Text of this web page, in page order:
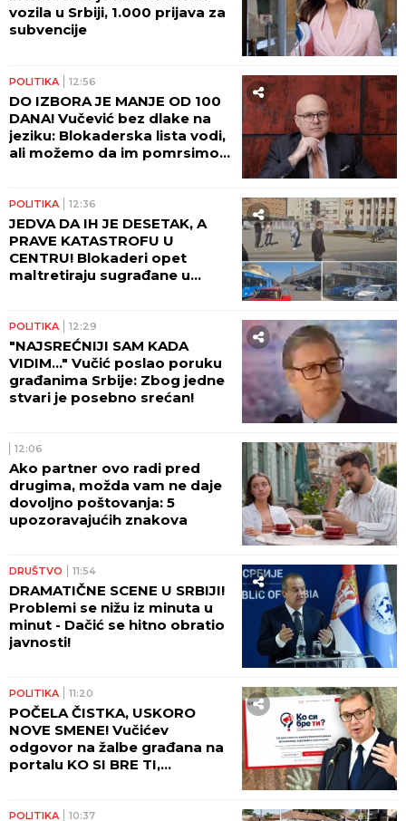
vozila u Srbiji, 1.000 prijava za
subvencije
POLITIKA 12:56
DO IZBORA JE MANJE OD 100
DANA! Vučević bez dlake na
jeziku: Blokaderska lista vodi,
ali možemo da im pomrsimo
POLITIKA 12:36
JEDVA DA IH JE DESETAK, A
PRAVE KATASTROFU U
CENTRU! Blokaderi opet
maltretiraju sugrađane u
POLITIKA 12:29
"NAJSREĆNIJI SAM KADA
VIDIM..." Vučić poslao poruku
građanima Srbije: Zbog jedne
stvari je posebno srećan!
12:06
Ako partner ovo radi pred
drugima, možda vam ne daje
dovoljno poštovanja: 5
upozoravajućih znakova
DRUŠTVO 11:54
DRAMATIČNE SCENE U SRBIJI!
Problemi se nižu iz minuta u
minut - Dačić se hitno obratio
javnosti!
POLITIKA 11:20
POČELA ČISTKA, USKORO
NOVE SMENE! Vučićev
odgovor na žalbe građana na
portalu KO SI BRE TI,
POLITIKA 10:37